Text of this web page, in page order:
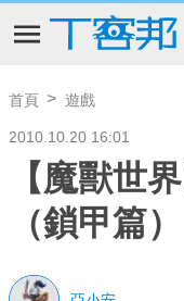
首頁 遊戲
2010.10.20 16:01
【魔獸世
（鎖甲篇）